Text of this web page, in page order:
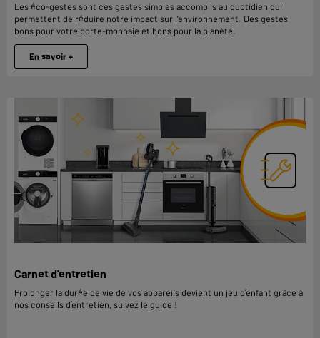
Les éco-gestes sont ces gestes simples accomplis au quotidien qui
permettent de réduire notre impact sur l'environnement. Des gestes
bons pour votre porte-monnaie et bons pour la planète.
En savoir +
Carnet d'entretien
Prolonger la durée de vie de vos appareils devient un jeu d’enfant grâce à
nos conseils d’entretien, suivez le guide !